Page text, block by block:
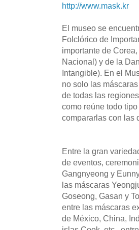
http://www.mask.kr
El museo se
Folclórico de
importante de
Nacional) y de la
Intangible). En el
no solo las
de todas las
como reúne todo
compararlas con las
Entre la gran
de eventos,
Gangnyeong y
las máscaras
Goseong, Gasan y
entre las máscaras
de México, China,